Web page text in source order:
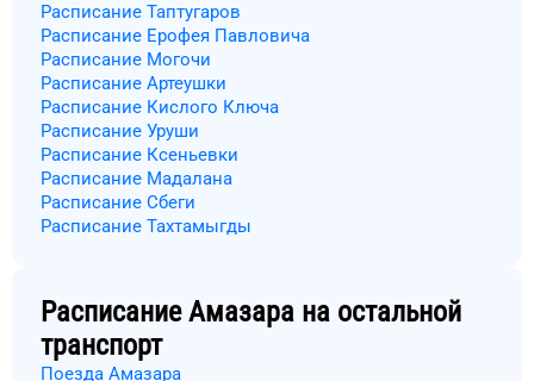
Расписание Таптугаров
Расписание Ерофея Павловича
Расписание Могочи
Расписание Артеушки
Расписание Кислого Ключа
Расписание Уруши
Расписание Ксеньевки
Расписание Мадалана
Расписание Сбеги
Расписание Тахтамыгды
РасписаниеАмазара на остальной
транспорт
Поезда Амазара